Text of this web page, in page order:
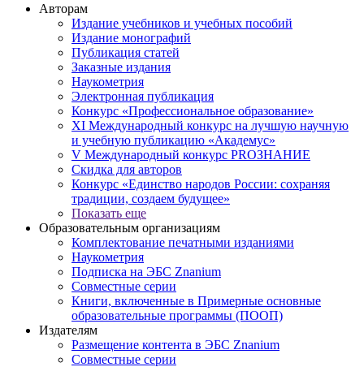
Авторам
Издание учебников и учебных пособий
Издание монографий
Публикация статей
Заказные издания
Наукометрия
Электронная публикация
Конкурс «Профессиональное образование»
XI Международный конкурс на лучшую научную
и учебную публикацию «Академус»
V Международный конкурс PROЗНАНИЕ
Скидка для авторов
Конкурс «Единство народов России: сохраняя
традиции, создаем будущее»
Показать еще
Образовательным организациям
Комплектование печатными изданиями
Наукометрия
Подписка на ЭБС Znanium
Совместные серии
Книги, включенные в Примерные основные
образовательные программы (ПООП)
Издателям
Размещение контента в ЭБС Znanium
Совместные серии